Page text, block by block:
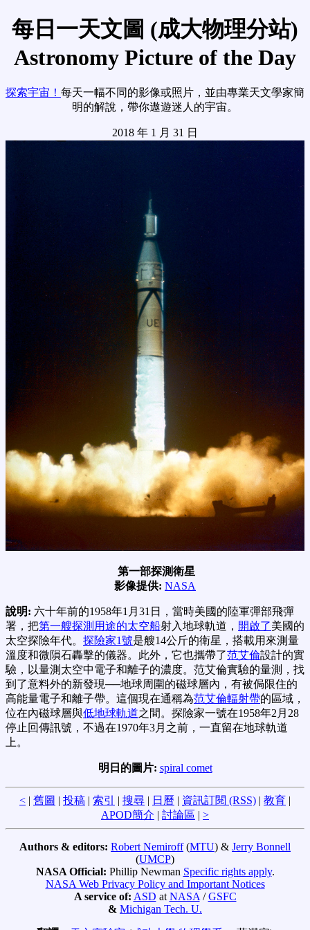
每日一天文圖 (成大物理分站)
Astronomy Picture of the Day
探索宇宙！ 每天一幅不同的影像或照片，並由專業天文學家簡
明的解說，帶你遨遊迷人的宇宙。
2018 年 1 月 31 日
第一部探測衛星
影像提供: NASA
說明: 六十年前的1958年1月31日，當時美國的陸軍彈部飛彈
署，把第一艘探測用途的太空船射入地球軌道， 開啟了美國的
太空探險年代。 探險家1號是艘14公斤的衛星，搭載用來測量
溫度和微隕石轟擊的儀器。此外，它也攜帶了范艾倫設計的實
驗，以量測太空中電子和離子的濃度。范艾倫實驗的量測，找
到了意料外的新發現──地球周圍的磁球層內，有被侷限住的
高能量電子和離子帶。這個現在通稱為范艾倫輻射帶的區域，
位在內磁球層與低地球軌道之間。探險家一號在1958年2月28
停止回傳訊號，不過在1970年3月之前，一直留在地球軌道
上。
明日的圖片: spiral comet
< | 舊圖 | 投稿 | 索引 | 搜尋 | 日曆 | 資訊訂閱 (RSS) | 教育 |
APOD簡介 | 討論區 | >
Authors & editors: Robert Nemiroff(MTU) & Jerry Bonnell
(UMCP)
NASA Official: Phillip Newman Specific rights apply.
NASA Web Privacy Policy and Important Notices
A service of: ASD at NASA /GSFC
& Michigan Tech. U.